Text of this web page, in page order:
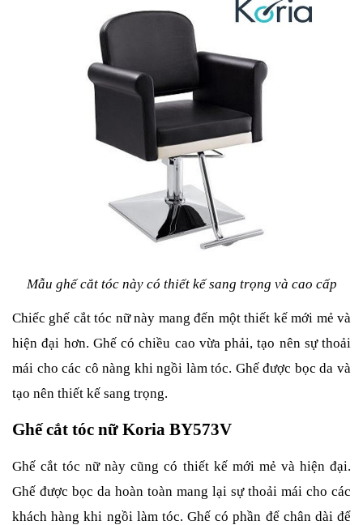
Mẫu ghế cắt tóc này có thiết kế sang trọng và cao cấp
Chiếc ghế cắt tóc nữ này mang đến một thiết kế mới mẻ và
hiện đại hơn. Ghế có chiều cao vừa phải, tạo nên sự thoải
mái cho các cô nàng khi ngồi làm tóc. Ghế được bọc da và
tạo nên thiết kế sang trọng.
Ghế cắt tóc nữ Koria BY573V
Ghế cắt tóc nữ này cũng có thiết kế mới mẻ và hiện đại.
Ghế được bọc da hoàn toàn mang lại sự thoải mái cho các
khách hàng khi ngồi làm tóc. Ghế có phần để chân dài để